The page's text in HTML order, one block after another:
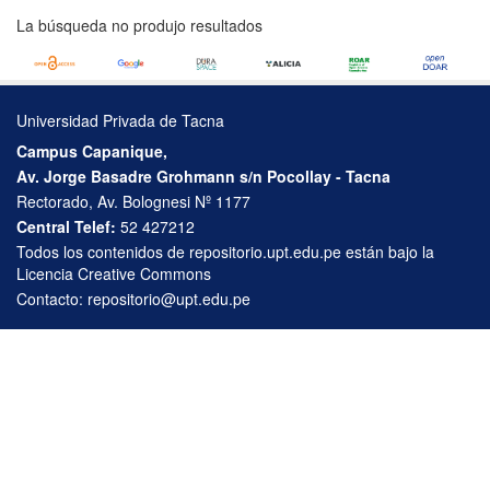
La búsqueda no produjo resultados
Universidad Privada de Tacna
Campus Capanique,
Av. Jorge Basadre Grohmann s/n Pocollay - Tacna
Rectorado, Av. Bolognesi Nº 1177
Central Telef: 52 427212
Todos los contenidos de repositorio.upt.edu.pe están bajo la
Licencia Creative Commons
Contacto: repositorio@upt.edu.pe